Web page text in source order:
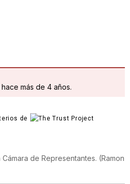
más de 4 años.
de
de Representantes. (Ramon